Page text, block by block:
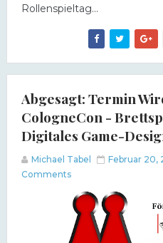
Rollenspieltag...
Abgesagt: Termin
CologneCon -
Digitales Game-
Michael Tabel Februar 20,
Comments